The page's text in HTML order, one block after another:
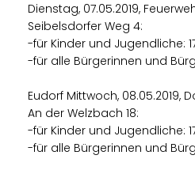
Dienstag, 07.05.2019,
Seibelsdorfer Weg 4:
-für Kinder und Jugendliche:
-für alle Bürgerinnen und
Eudorf Mittwoch, 08.05.2019,
An der Welzbach 18:
-für Kinder und Jugendliche:
-für alle Bürgerinnen und